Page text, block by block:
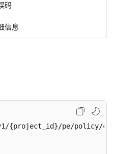
码
信息
{project_id}/pe/policy/